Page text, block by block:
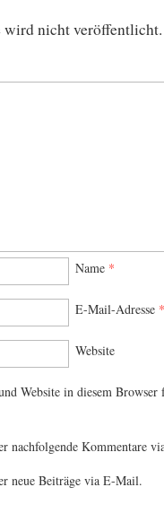
nicht veröffentlicht.
Name *
E-Mail-Adresse *
Website
Website in diesem Browser
nachfolgende Kommentare
neue Beiträge via E-Mail.